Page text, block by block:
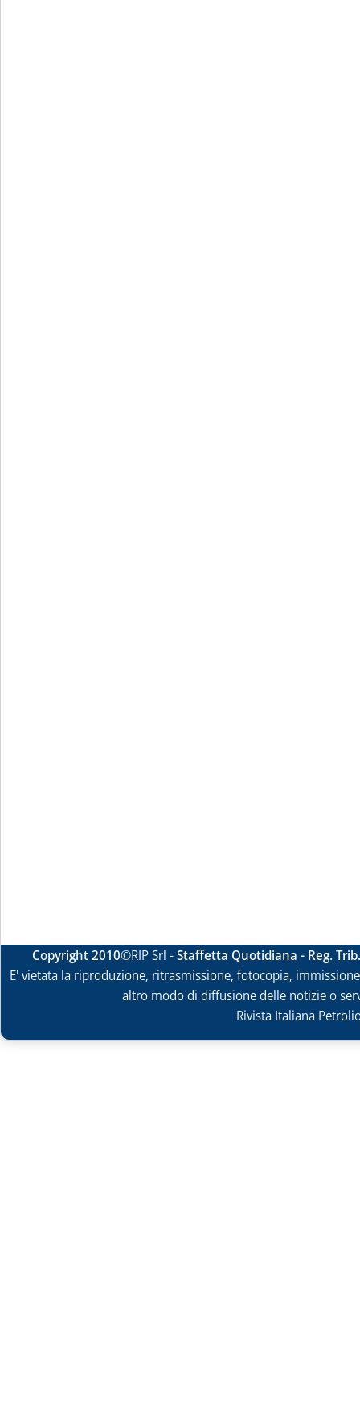
Copyright 2010©RIP Srl -Staffetta Quotidiana - Reg.
E' vietata la riproduzione, ritrasmissione, fotocopia,
altro modo di diffusione delle notizie o
Rivista Italiana